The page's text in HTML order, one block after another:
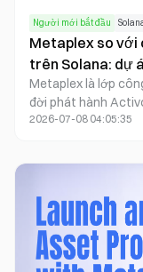
Người mới bắt đầu
Metaplex so với
trên Solana: dự
Metaplex là lớp
đời phát hành
metadata thống
sử dụng theo
Trước khi quyết
hợp nhiều lớp, đội
nâng cấp, chuyên
năng tương tác hệ
2026-07-08 04:05:35